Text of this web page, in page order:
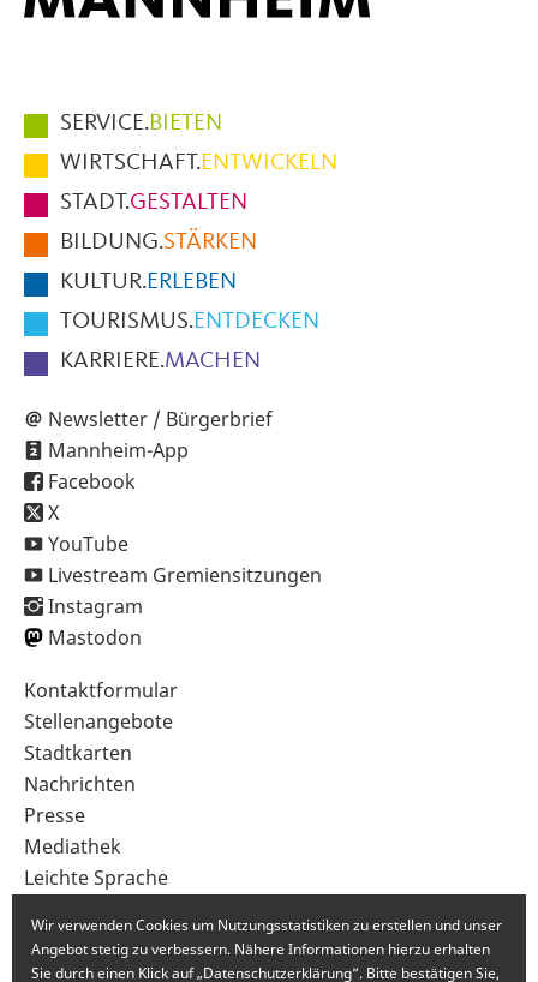
Hauptmenüpunkte
im
Fußbereich
der
Seite
SERVICE.BIETEN
WIRTSCHAFT.ENTWICKELN
STADT.GESTALTEN
BILDUNG.STÄRKEN
KULTUR.ERLEBEN
TOURISMUS.ENTDECKEN
KARRIERE.MACHEN
Newsletter / Bürgerbrief
Mannheim-App
Facebook
X
YouTube
Livestream Gremiensitzungen
Instagram
Mastodon
Sekundärnavigation
im
Fußbereich
Kontaktformular
Stellenangebote
Stadtkarten
Nachrichten
Presse
Mediathek
Leichte Sprache
Wir verwenden Cookies um Nutzungsstatistiken zu erstellen und unser
Angebot stetig zu verbessern. Nähere Informationen hierzu erhalten
Sie durch einen Klick auf „Datenschutzerklärung“. Bitte bestätigen Sie,